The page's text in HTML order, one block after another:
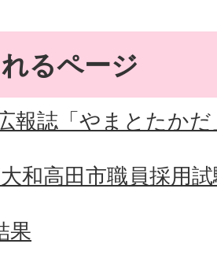
るページ
報誌「やまとたかだ
和高田市職員採用
果